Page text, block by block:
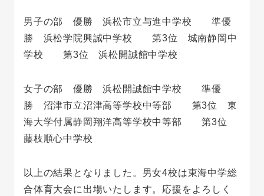
男子の部 優勝 浜松市立与進中学校 準優
勝 浜松学院興誠中学校 第3位 城南静岡中
学校 第3位 浜松開誠館中学校
女子の部 優勝 浜松開誠館中学校 準優
勝 沼津市立沼津高等学校中等部 第3位 東
海大学付属静岡翔洋高等学校中等部 第3位
藤枝順心中学校
以上の結果となりました。男女4校は東海中学総
合体育大会に出場いたします。応援をよろしく